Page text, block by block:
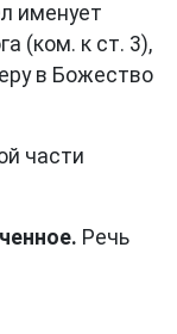
именует
(ком. к ст. 3),
в Божество
части
Речь